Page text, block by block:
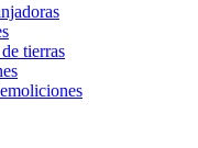
tierras